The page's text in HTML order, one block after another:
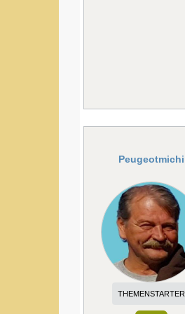
Peugeotmichi
THEMENSTARTER